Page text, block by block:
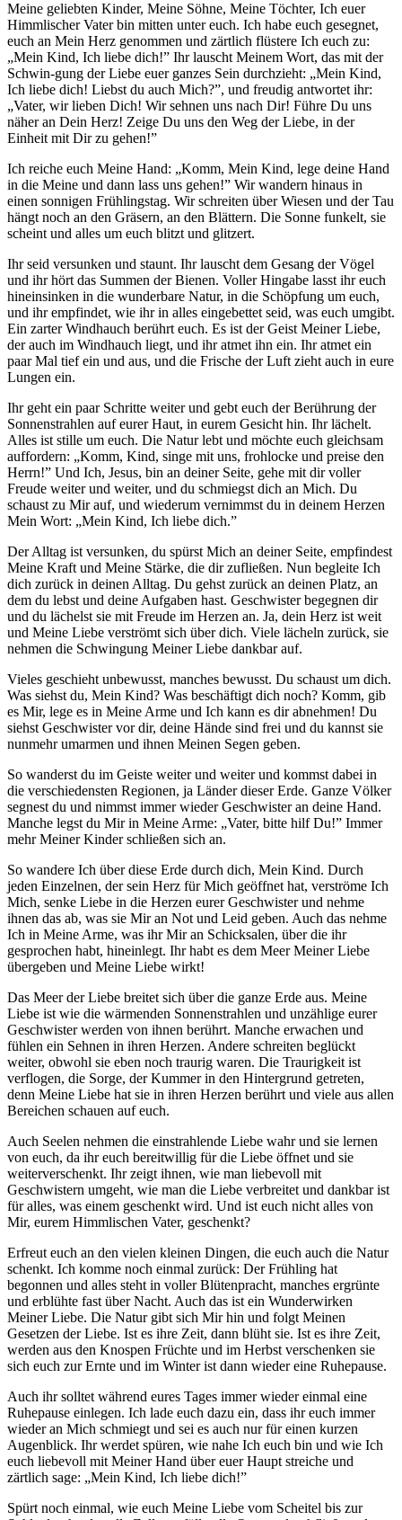
Meine geliebten Kinder, Meine Söhne, Meine Töchter, Ich euer
HimmlischerVaterbin mitten unter euch. Ich habe euch gesegnet,
euch an Mein Herz genommen und zärtlich flüstere Ich euch zu:
„Mein Kind, Ich liebe dich!” Ihr lauscht Meinem Wort, das mit der
Schwin-gung der Liebe euer ganzes Sein durchzieht: „Mein Kind,
Ich liebe dich! Liebst du auch Mich?”, und freudig antwortet ihr:
„Vater, wir lieben Dich! Wir sehnen uns nach Dir! Führe Du uns
näher an Dein Herz! Zeige Du uns den Weg der Liebe, in der
Einheit mit Dir zu gehen!”
Ich reiche euch Meine Hand: „Komm, Mein Kind, lege deine Hand
in die Meine und dann lass uns gehen!” Wir wandern hinaus in
einen sonnigen Frühlingstag. Wir schreiten über Wiesen und der Tau
hängt noch an den Gräsern, an den Blättern. Die Sonne funkelt, sie
scheint und alles um euch blitzt und glitzert.
Ihr seid versunken und staunt. Ihr lauscht dem Gesang der Vögel
und ihr hört das Summen der Bienen. Voller Hingabe lasst ihr euch
hineinsinken in die wunderbare Natur, in die Schöpfung um euch,
und ihr empfindet, wie ihr in alles eingebettet seid, was euch umgibt.
Ein zarter Windhauch berührt euch. Es ist derGeist Meiner Liebe,
der auch im Windhauch liegt, und ihr atmet ihn ein. Ihr atmet ein
paar Mal tief ein und aus, und die Frische der Luft zieht auch in eure
Lungen ein.
Ihr geht ein paar Schritte weiter und gebt euch der Berührung der
Sonnenstrahlen auf eurer Haut, in eurem Gesicht hin. Ihr lächelt.
Alles ist stille um euch. Die Natur lebt und möchte euch gleichsam
auffordern: „Komm, Kind, singe mit uns, frohlocke und preise den
Herrn!” Und Ich, Jesus, bin an deiner Seite, gehe mit dir voller
Freude weiter und weiter, und du schmiegst dich an Mich. Du
schaust zu Mir auf, und wiederum vernimmst du in deinem Herzen
Mein Wort: „Mein Kind, Ich liebe dich.”
Der Alltag ist versunken, du spürst Mich an deiner Seite, empfindest
Meine Kraft und Meine Stärke, die dir zufließen. Nun begleite Ich
dich zurück in deinen Alltag. Du gehst zurück an deinen Platz, an
dem du lebst und deine Aufgaben hast. Geschwister begegnen dir
und du lächelst sie mit Freude im Herzen an. Ja, dein Herz ist weit
und Meine Liebe verströmt sich über dich. Viele lächeln zurück, sie
nehmen die Schwingung Meiner Liebe dankbar auf.
Vieles geschieht unbewusst, manches bewusst. Du schaust um dich.
Was siehst du, Mein Kind? Was beschäftigt dich noch? Komm, gib
es Mir, lege es in Meine Arme und Ich kann es dir abnehmen! Du
siehst Geschwister vor dir, deine Hände sind frei und du kannst sie
nunmehr umarmen und ihnen Meinen Segen geben.
So wanderst du im Geiste weiter und weiter und kommst dabei in
die verschiedensten Regionen, ja Länder dieser Erde. Ganze Völker
segnest du und nimmst immer wieder Geschwister an deine Hand.
Manche legst du Mir in Meine Arme: „Vater, bitte hilf Du!” Immer
mehr Meiner Kinder schließen sich an.
So wandere Ich über diese Erde durch dich, Mein Kind. Durch
jeden Einzelnen, der sein Herz für Mich geöffnet hat, verströme Ich
Mich, senke Liebe in die Herzen eurer Geschwister und nehme
ihnen das ab, was sie Mir an Not und Leid geben. Auch das nehme
Ich in Meine Arme, was ihr Mir an Schicksalen, über die ihr
gesprochen habt, hineinlegt. Ihr habt es dem Meer Meiner Liebe
übergeben und Meine Liebe wirkt!
Das Meer der Liebe breitet sich über die ganze Erde aus. Meine
Liebe ist wie die wärmenden Sonnenstrahlen und unzählige eurer
Geschwister werden von ihnen berührt. Manche erwachen und
fühlen ein Sehnen in ihren Herzen. Andere schreiten beglückt
weiter, obwohl sie eben noch traurig waren. Die Traurigkeit ist
verflogen, die Sorge, der Kummer in den Hintergrund getreten,
denn Meine Liebe hat sie in ihren Herzen berührt und viele aus allen
Bereichen schauen auf euch.
Auch Seelen nehmen die einstrahlende Liebe wahr und sie lernen
von euch, da ihr euch bereitwillig für die Liebe öffnet und sie
weiterverschenkt. Ihr zeigt ihnen, wie man liebevoll mit
Geschwistern umgeht, wie man die Liebe verbreitet und dankbar ist
für alles, was einem geschenkt wird. Und ist euch nicht alles von
Mir, eurem Himmlischen Vater, geschenkt?
Erfreut euch an den vielen kleinen Dingen, die euch auch die Natur
schenkt. Ich komme noch einmal zurück: Der Frühling hat
begonnen und alles steht in voller Blütenpracht, manches ergrünte
und erblühte fast über Nacht. Auch das ist ein Wunderwirken
Meiner Liebe. Die Natur gibt sich Mir hin und folgt Meinen
Gesetzen der Liebe. Ist es ihre Zeit, dann blüht sie. Ist es ihre Zeit,
werden aus den Knospen Früchte und im Herbst verschenken sie
sich euch zur Ernte und im Winter ist dann wieder eine Ruhepause.
Auch ihr solltet während eures Tages immer wieder einmal eine
Ruhepause einlegen. Ich lade euch dazu ein, dass ihr euch immer
wieder an Mich schmiegt und sei es auch nur für einen kurzen
Augenblick. Ihr werdet spüren, wie nahe Ich euch bin und wie Ich
euch liebevoll mit Meiner Hand über euer Haupt streiche und
zärtlich sage: „Mein Kind, Ich liebe dich!”
Spürt noch einmal, wie euch Meine Liebe vom Scheitel bis zur